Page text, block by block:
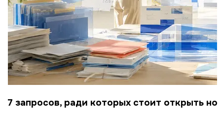
7 запросов, ради которых стоит открыть